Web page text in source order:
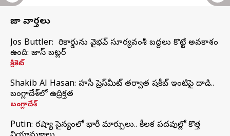
తాజా వార్తలు
Jos Buttler: నా రికార్డును వైభవ్ సూర్యవంశీ బద్దలు కొట్టే అవకాశం
ఉంది: జాస్ బట్లర్
క్రికెట్
Shakib Al Hasan: హసీనా ప్రెస్‌మీట్‌ తర్వాత షకీబ్‌ ఇంటిపై దాడి..
బంగ్లాదేశ్‌లో ఉద్రిక్తత
బంగ్లాదేశ్
Putin: రష్యా సైన్యంలో భారీ మార్పులు.. కీలక పదవుల్లో కొత్త